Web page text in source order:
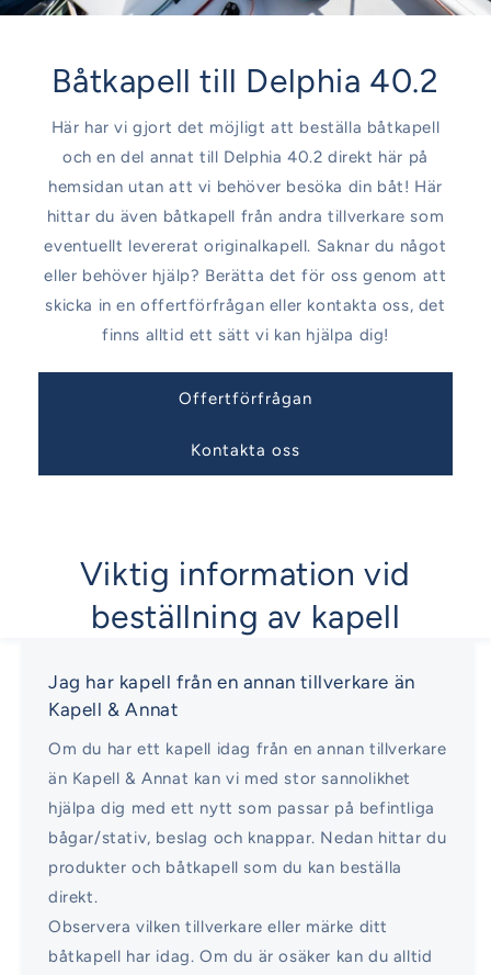
Båtkapell till Delphia 40.2
Här har vi gjort det möjligt att beställa båtkapell
och en del annat till Delphia 40.2 direkt här på
hemsidan utan att vi behöver besöka din båt! Här
hittar du även båtkapell från andra tillverkare som
eventuellt levererat originalkapell. Saknar du något
eller behöver hjälp? Berätta det för oss genom att
skicka in en offertförfrågan eller kontakta oss, det
finns alltid ett sätt vi kan hjälpa dig!
Offertförfrågan
Kontakta oss
Viktig information vid
beställning av kapell
Jag har kapell från en annan tillverkare än
Kapell & Annat
Om du har ett kapell idag från en annan tillverkare
än Kapell & Annat kan vi med stor sannolikhet
hjälpa dig med ett nytt som passar på befintliga
bågar/stativ, beslag och knappar. Nedan hittar du
produkter och båtkapell som du kan beställa
direkt.
Observera vilken tillverkare eller märke ditt
båtkapell har idag. Om du är osäker kan du alltid